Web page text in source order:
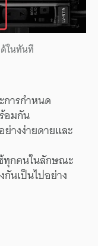
ในทันที
การกำหนด
อมกัน
างง่ายดายและ
ทุกคนในลักษณะ
กันเป็นไปอย่าง